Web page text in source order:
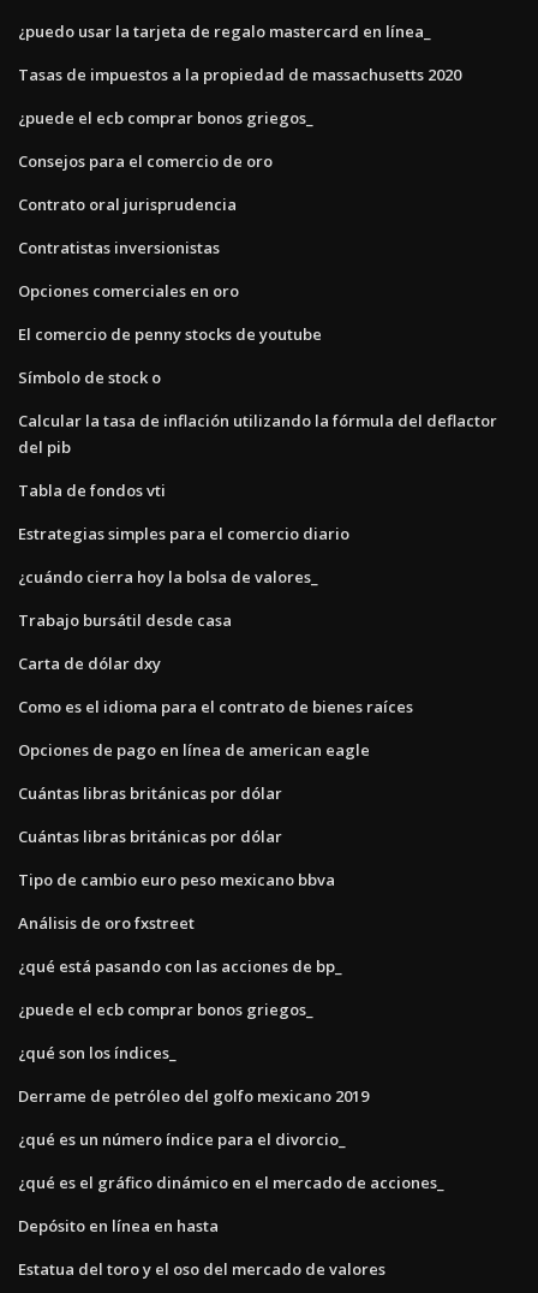
¿puedo usar la tarjeta de regalo mastercard en línea_
Tasas de impuestos a la propiedad de massachusetts 2020
¿puede el ecb comprar bonos griegos_
Consejos para el comercio de oro
Contrato oral jurisprudencia
Contratistas inversionistas
Opciones comerciales en oro
El comercio de penny stocks de youtube
Símbolo de stock o
Calcular la tasa de inflación utilizando la fórmula del deflactor
del pib
Tabla de fondos vti
Estrategias simples para el comercio diario
¿cuándo cierra hoy la bolsa de valores_
Trabajo bursátil desde casa
Carta de dólar dxy
Como es el idioma para el contrato de bienes raíces
Opciones de pago en línea de american eagle
Cuántas libras británicas por dólar
Cuántas libras británicas por dólar
Tipo de cambio euro peso mexicano bbva
Análisis de oro fxstreet
¿qué está pasando con las acciones de bp_
¿puede el ecb comprar bonos griegos_
¿qué son los índices_
Derrame de petróleo del golfo mexicano 2019
¿qué es un número índice para el divorcio_
¿qué es el gráfico dinámico en el mercado de acciones_
Depósito en línea en hasta
Estatua del toro y el oso del mercado de valores